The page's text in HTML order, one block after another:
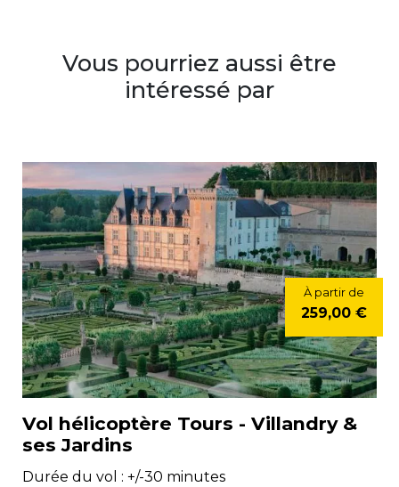
Vous pourriez aussi être
intéressé par
Vol hélicoptère Tours - Villandry &
ses Jardins
Durée du vol : +/-30 minutes
À partir de
259,00 €